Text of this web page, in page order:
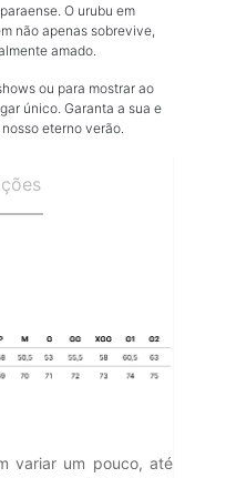
O urubu em
não apenas sobrevive,
amado.
ou para mostrar ao
único. Garanta a sua e
eterno verão.
variar um pouco, até